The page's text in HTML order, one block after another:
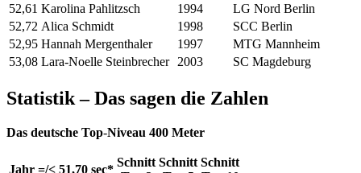
52,61 Karolina Pahlitzsch 1994
LG Nord Berlin
52,72 Alica Schmidt 1998
SCC Berlin
52,95 Hannah Mergenthaler 1997
MTG Mannheim
53,08 Lara-Noelle Steinbrecher 2003 SC Magdeburg
Statistik – Das sagen die Zahlen
Das deutsche Top­-Niveau 400 Meter
Jahr =/< 51,70 sec*
Schnitt Schnitt Schnitt